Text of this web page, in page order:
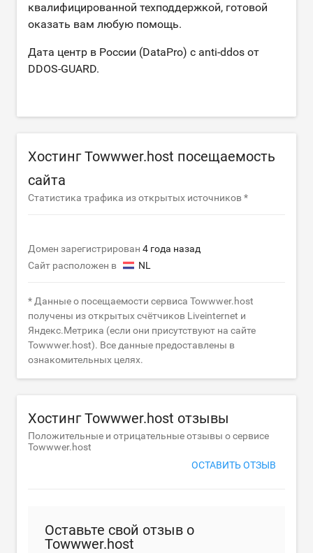
Хостинг Towwwer.host отзывы
Положительные и отрицательные отзывы о сервисе
Towwwer.host
ОСТАВИТЬ ОТЗЫВ
Оставьте свой отзыв о
Towwwer.host
квалифицированной техподдержкой, готовой
оказать вам любую помощь.
Дата центр в России (DataPro) с anti-ddos от
DDOS-GUARD.
Хостинг Towwwer.host посещаемость
сайта
Статистика трафика из открытых источников *
Домен зарегистрирован 4 года назад
Сайт расположен в
NL
* Данные о посещаемости сервиса Towwwer.host
получены из открытых счётчиков Liveinternet и
Яндекс.Метрика (если они присутствуют на сайте
Towwwer.host). Все данные предоставлены в
ознакомительных целях.